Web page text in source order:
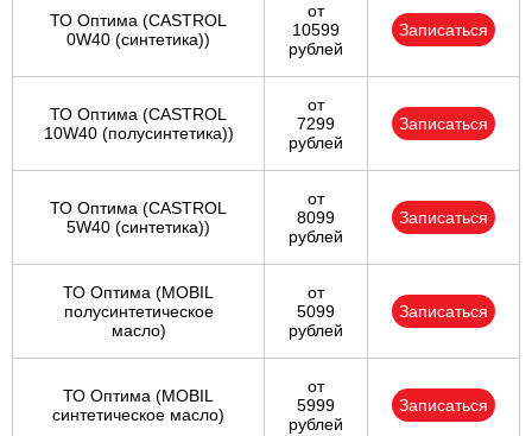
ТО Оптима (CASTROL
0W40 (синтетика))
от
10599
рублей
Записаться
ТО Оптима (CASTROL
10W40 (полусинтетика))
от
7299
рублей
Записаться
ТО Оптима (CASTROL
5W40 (синтетика))
от
8099
рублей
Записаться
ТО Оптима (MOBIL
полусинтетическое
масло)
от
5099
рублей
Записаться
ТО Оптима (MOBIL
синтетическое масло)
от
5999
рублей
Записаться